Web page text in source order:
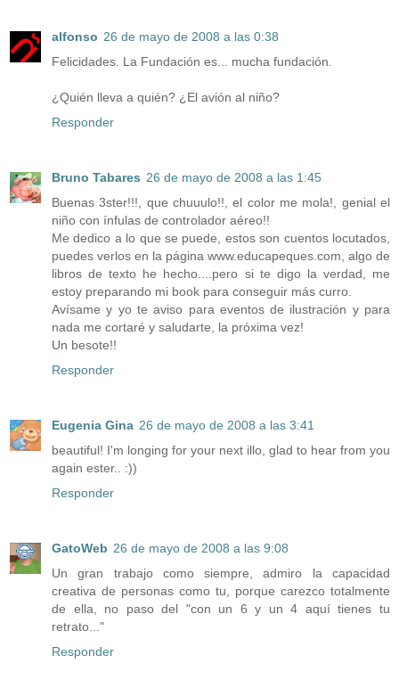
alfonso 26 de mayo de 2008 a las 0:38
Felicidades. La Fundación es... mucha fundación.
¿Quién lleva a quién? ¿El avión al niño?
Responder
Bruno Tabares 26 de mayo de 2008 a las 1:45
Buenas 3ster!!!, que chuuulo!!, el color me mola!, genial el
niño con ínfulas de controlador aéreo!!
Me dedico a lo que se puede, estos son cuentos locutados,
puedes verlos en la página www.educapeques.com, algo de
libros de texto he hecho....pero si te digo la verdad, me
estoy preparando mi book para conseguir más curro.
Avísame y yo te aviso para eventos de ilustración y para
nada me cortaré y saludarte, la próxima vez!
Un besote!!
Responder
Eugenia Gina 26 de mayo de 2008 a las 3:41
beautiful! I'm longing for your next illo, glad to hear from you
again ester.. :))
Responder
GatoWeb 26 de mayo de 2008 a las 9:08
Un gran trabajo como siempre, admiro la capacidad
creativa de personas como tu, porque carezco totalmente
de ella, no paso del "con un 6 y un 4 aquí tienes tu
retrato..."
Responder